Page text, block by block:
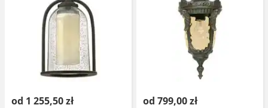
od 1 255,50 zł od 799,00 zł